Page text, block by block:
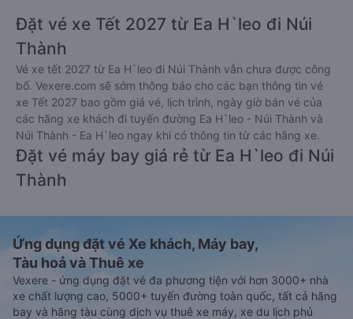
Đặt vé xe Tết 2027 từ Ea H`leo đi Núi
Thành
Vé xe tết 2027 từ Ea H`leo đi Núi Thành vẫn chưa được công
bố. Vexere.com sẽ sớm thông báo cho các bạn thông tin vé
xe Tết 2027 bao gồm giá vé, lịch trình, ngày giờ bán vé của
các hãng xe khách đi tuyến đường Ea H`leo - Núi Thành và
Núi Thành - Ea H`leo ngay khi có thông tin từ các hãng xe.
Đặt vé máy bay giá rẻ từ Ea H`leo đi Núi
Thành
Ứng dụng đặt vé Xe khách, Máy bay,
Tàu hoả và Thuê xe
Vexere - ứng dụng đặt vé đa phương tiện với hơn 3000+ nhà
xe chất lượng cao, 5000+ tuyến đường toàn quốc, tất cả hãng
bay và hãng tàu cùng dịch vụ thuê xe máy, xe du lịch phủ